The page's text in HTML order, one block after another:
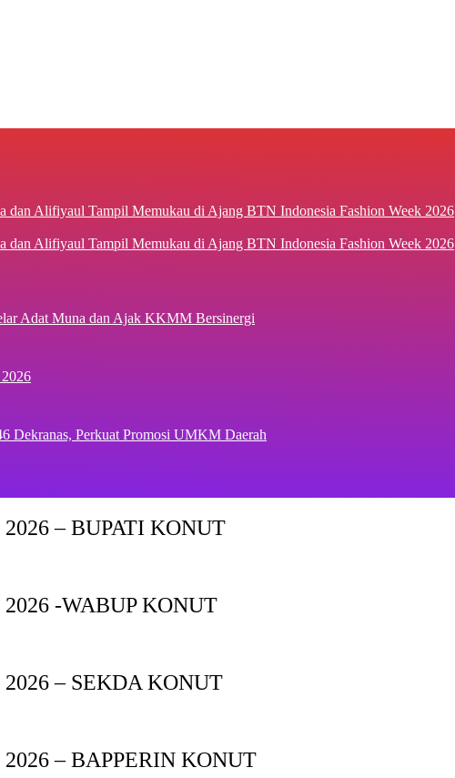
Alifiyaul Tampil Memukau di Ajang BTN Indonesia Fashion Week 2026
Adat Muna dan Ajak KKMM Bersinergi
Dekranas, Perkuat Promosi UMKM Daerah
– BUPATI KONUT
-WABUP KONUT
– SEKDA KONUT
– BAPPERIN KONUT